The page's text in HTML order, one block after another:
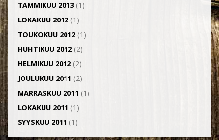
TAMMIKUU 2013(1)
LOKAKUU 2012(1)
TOUKOKUU 2012(1)
HUHTIKUU 2012(2)
HELMIKUU 2012(2)
JOULUKUU 2011 (2)
MARRASKUU 2011 (1)
LOKAKUU 2011 (1)
SYYSKUU 2011 (1)